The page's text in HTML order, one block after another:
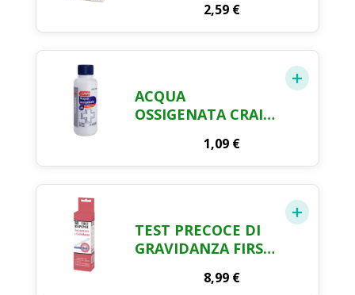
PROTETTIVI FARMA
CRAI X 30
2,59 €
ACQUA
OSSIGENATA CRAI
1,09 €
TEST PRECOCE DI
GRAVIDANZA FIRST
8,99 €